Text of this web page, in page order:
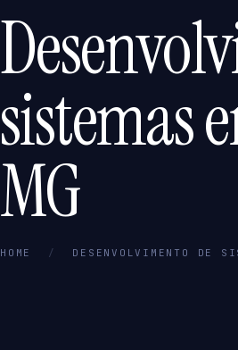
sistemas
MG
HOME / DESENVOLVIMENTO DE